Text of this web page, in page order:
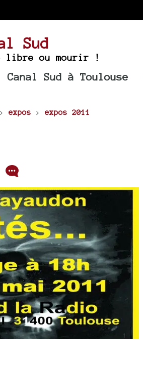
Sud
libre ou mourir !
Canal Sud à Toulouse
> expos > expos 2011